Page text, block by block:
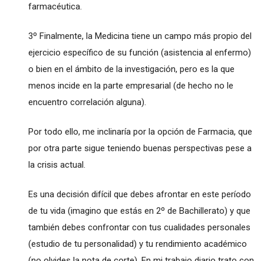
farmacéutica.
3º Finalmente, la Medicina tiene un campo más propio del
ejercicio específico de su función (asistencia al enfermo)
o bien en el ámbito de la investigación, pero es la que
menos incide en la parte empresarial (de hecho no le
encuentro correlación alguna).
Por todo ello, me inclinaría por la opción de Farmacia, que
por otra parte sigue teniendo buenas perspectivas pese a
la crisis actual.
Es una decisión difícil que debes afrontar en este período
de tu vida (imagino que estás en 2º de Bachillerato) y que
también debes confrontar con tus cualidades personales
(estudio de tu personalidad) y tu rendimiento académico